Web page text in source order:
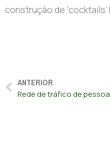
construção de
ANTERIOR